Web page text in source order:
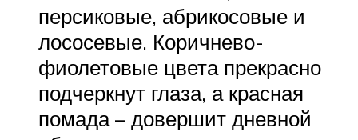
персиковые, абрикосовые и
лососевые. Коричнево-
фиолетовые цвета прекрасно
подчеркнут глаза, а красная
помада – довершит дневной